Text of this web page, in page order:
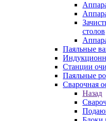
столов
Паяльные
Станции
Паяльные
Сварочная
Назад